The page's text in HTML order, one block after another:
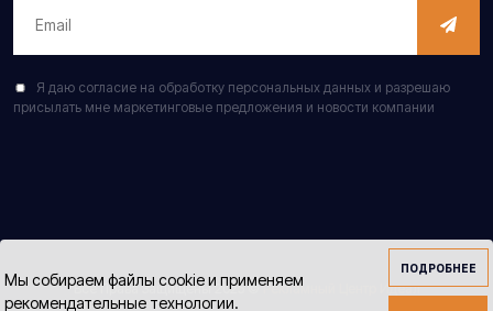
Я даю согласие на обработку персональных данных и разрешаю
присылать мне маркетинговые предложения и новости компании
Все Права Защищены 2025 ©Рекламный Центр Идеал
Мы собираем файлы cookie и применяем
рекомендательные технологии.
ПОДРОБНЕЕ